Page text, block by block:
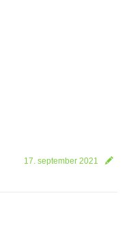
17. september 2021